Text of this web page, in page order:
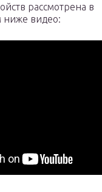
рассмотрена в
ниже видео: